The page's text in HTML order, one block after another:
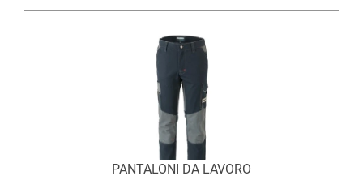
PANTALONI DA LAVORO